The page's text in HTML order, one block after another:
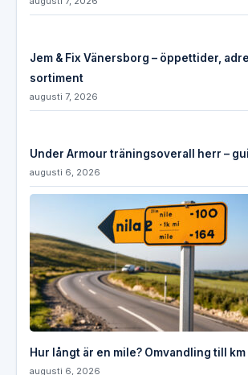
Jem & Fix Vänersborg – öppettider,
sortiment
augusti 7, 2026
Under Armour träningsoverall herr –
augusti 6, 2026
Hur långt är en mile? Omvandling till km
augusti 6, 2026